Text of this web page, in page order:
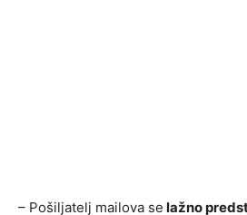
– Pošiljatelj mailova se lažno